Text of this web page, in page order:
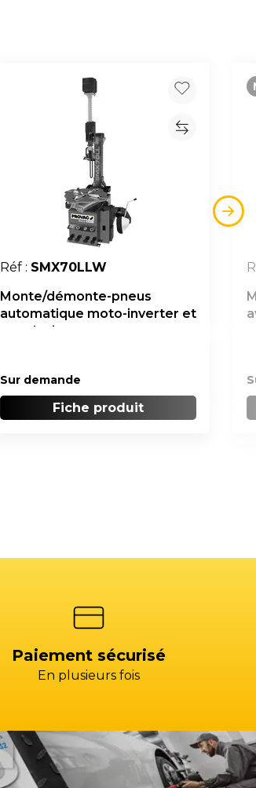
Réf : SMX70LLW
Monte/démonte-pneus
automatique moto-inverter et
sans levier
Sur demande
Fiche produit
Paiement sécurisé
En plusieurs fois